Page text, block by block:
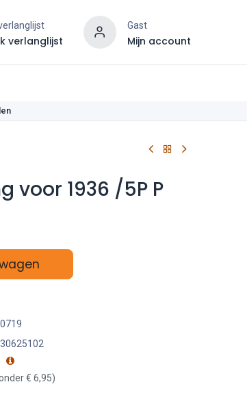
verlanglijst
Gast
Mijn account
voor 1936 /5P P
€ 6,95)